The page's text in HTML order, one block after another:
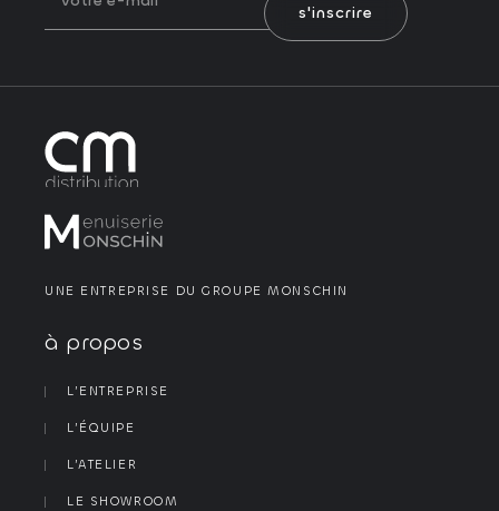
s'inscrire
UNE ENTREPRISE DU GROUPE MONSCHIN
à propos
L’ENTREPRISE
L’ÉQUIPE
L’ATELIER
LE SHOWROOM